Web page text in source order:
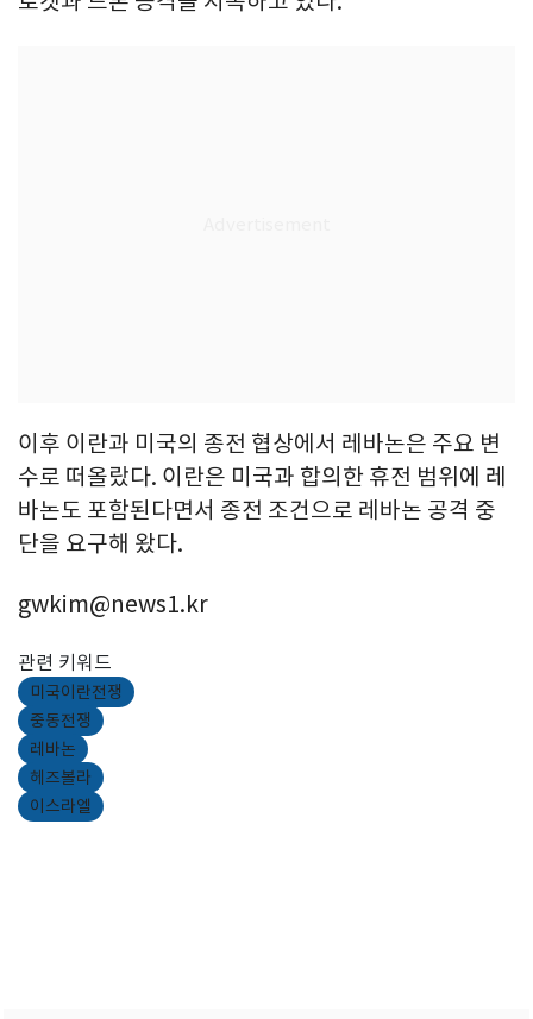
이후 이란과 미국의 종전 협상에서 레바논은 주요 변
수로 떠올랐다. 이란은 미국과 합의한 휴전 범위에 레
바논도 포함된다면서 종전 조건으로 레바논 공격 중
단을 요구해 왔다.
gwkim@news1.kr
관련 키워드
미국이란전쟁
중동전쟁
레바논
헤즈볼라
이스라엘